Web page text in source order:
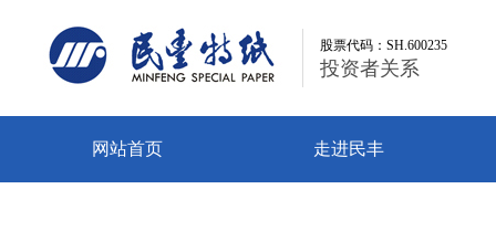
股票代码：SH.600235
投资者关系
股票代码：SH.600235
投资者关系
网站首页 走进民丰